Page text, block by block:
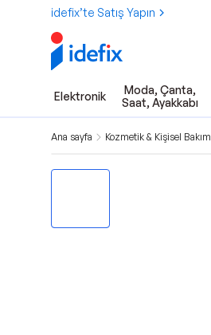
idefix’te Satış Yapın
Elektronik
Moda, Çanta,
Saat, Ayakkabı
Ana sayfa Kozmetik & Kişisel Bakım